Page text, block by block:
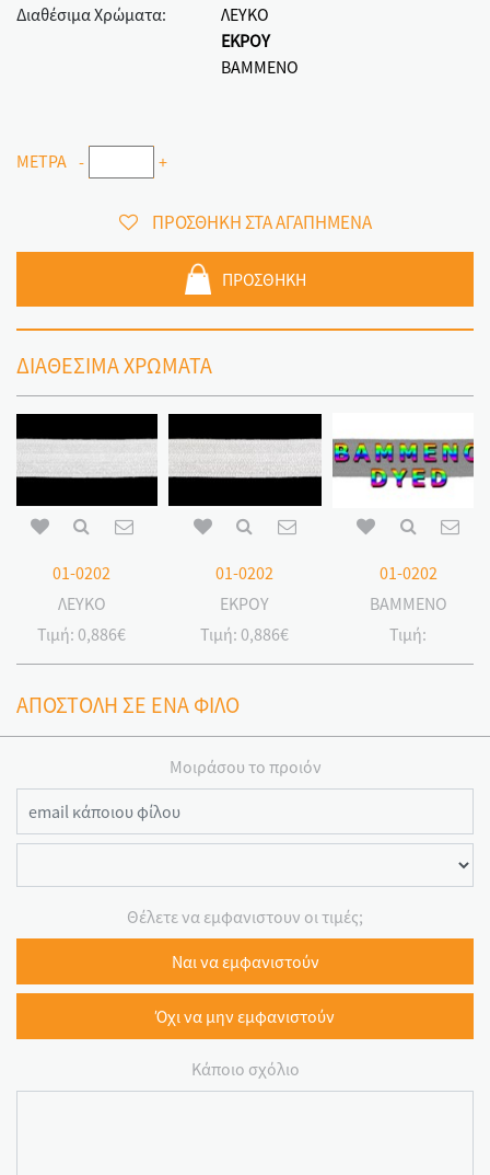
Διαθέσιμα Χρώματα:
ΛΕΥΚΟ
ΕΚΡΟΥ
ΒΑΜΜΕΝΟ
ΜΕΤΡΑ - +
ΠΡΟΣΘΗΚΗ ΣΤΑ ΑΓΑΠΗΜΕΝΑ
ΠΡΟΣΘΗΚΗ
ΔΙΑΘΕΣΙΜΑ ΧΡΩΜΑΤΑ
01-0202
ΛΕΥΚΟ
Τιμή: 0,886€
01-0202
ΕΚΡΟΥ
Τιμή: 0,886€
01-0202
ΒΑΜΜΕΝΟ
Τιμή:
ΑΠΟΣΤΟΛΗ ΣΕ ΕΝΑ ΦΙΛΟ
Μοιράσου το προιόν
Θέλετε να εμφανιστουν οι τιμές;
Ναι να εμφανιστούν
Όχι να μην εμφανιστούν
Κάποιο σχόλιο